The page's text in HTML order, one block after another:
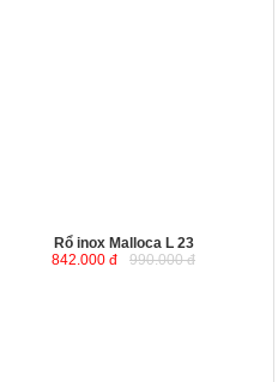
Rổ inox Malloca L 23
842.000 đ
990.000 đ